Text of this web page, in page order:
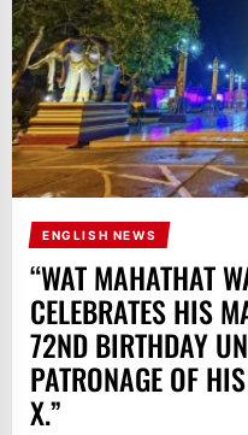
ENGLISH NEWS
“WAT MAHATHAT
CELEBRATES HIS
72ND BIRTHDAY
PATRONAGE OF
X.”